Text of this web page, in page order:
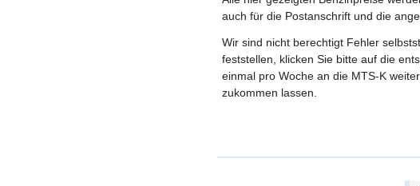
auch für die Postanschrift und die
Wir sind nicht berechtigt Fehler
feststellen, klicken Sie bitte auf die
einmal pro Woche an die MTS-K
zukommen lassen.